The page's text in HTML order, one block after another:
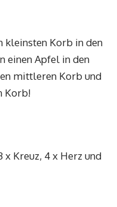
kleinsten Korb in den
einen Apfel in den
mittleren Korb und
Korb!
x Kreuz, 4 x Herz und